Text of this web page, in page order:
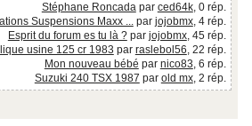
Stéphane Roncadapar ced64k, 0 rép.
Suspensions Maxx ...par jojobmx, 4 rép.
Esprit du forum es tu là ?par jojobmx, 45 rép.
usine 125 cr 1983 par raslebol56, 22 rép.
Mon nouveau bébé par nico83, 6 rép.
Suzuki 240 TSX 1987 par old mx, 2 rép.